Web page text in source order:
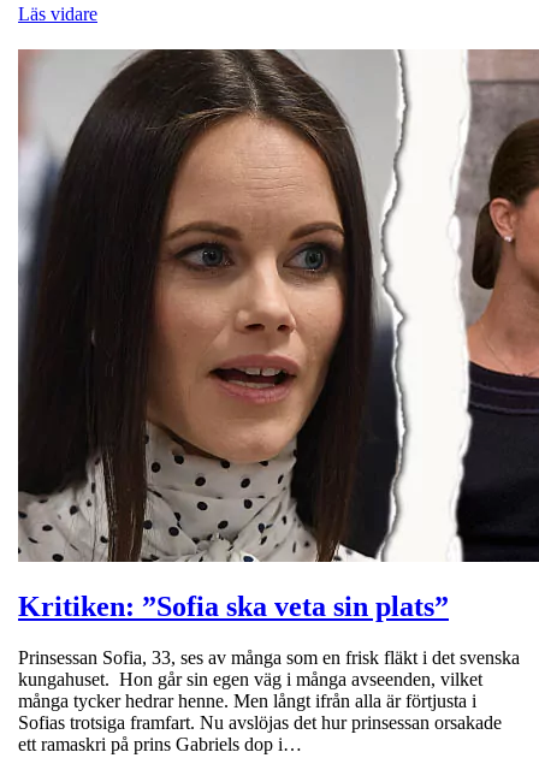
Läs vidare
Kritiken: ”Sofia ska veta sin plats”
Prinsessan Sofia, 33, ses av många som en frisk fläkt i det svenska
kungahuset. Hon går sin egen väg i många avseenden, vilket
många tycker hedrar henne. Men långt ifrån alla är förtjusta i
Sofias trotsiga framfart. Nu avslöjas det hur prinsessan orsakade
ett ramaskri på prins Gabriels dop i…